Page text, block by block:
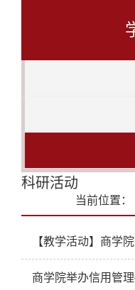
科研活动
当前位置：
【教学活动】商学
商学院举办信用管